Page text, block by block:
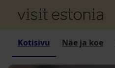
Kotisivu Näe ja koe